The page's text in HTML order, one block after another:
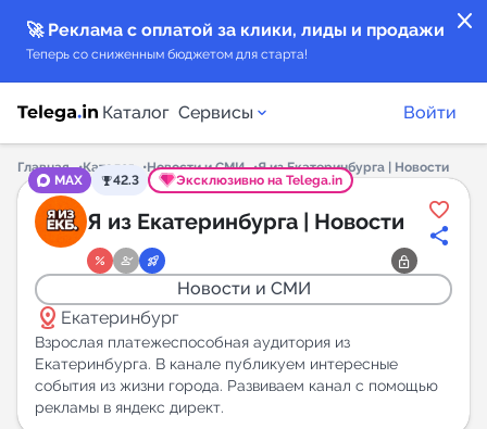
close
🚀 Реклама с оплатой за клики, лиды и продажи
Теперь со сниженным бюджетом для старта!
Каталог Сервисы
Каталог каналов
Каталог ботов
Горящие предложения
Индекс читаемости каналов в Telegram
Войти
Главная Каталог Новости и СМИ
Я из Екатеринбурга | Новости
MAX
42.3 Эксклюзивно на Telega.in
Я из Екатеринбурга | Новости
Новости и СМИ
distance Екатеринбург
Взрослая платежеспособная аудитория из
Екатеринбурга. В канале публикуем интересные
события из жизни города. Развиваем канал с помощью
рекламы в яндекс директ.